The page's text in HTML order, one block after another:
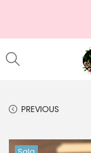
PREVIOUS